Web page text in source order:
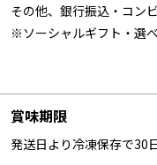
その他、銀行振込・コン
※ソーシャルギフト・選
賞味期限
発送日より冷凍保存で30